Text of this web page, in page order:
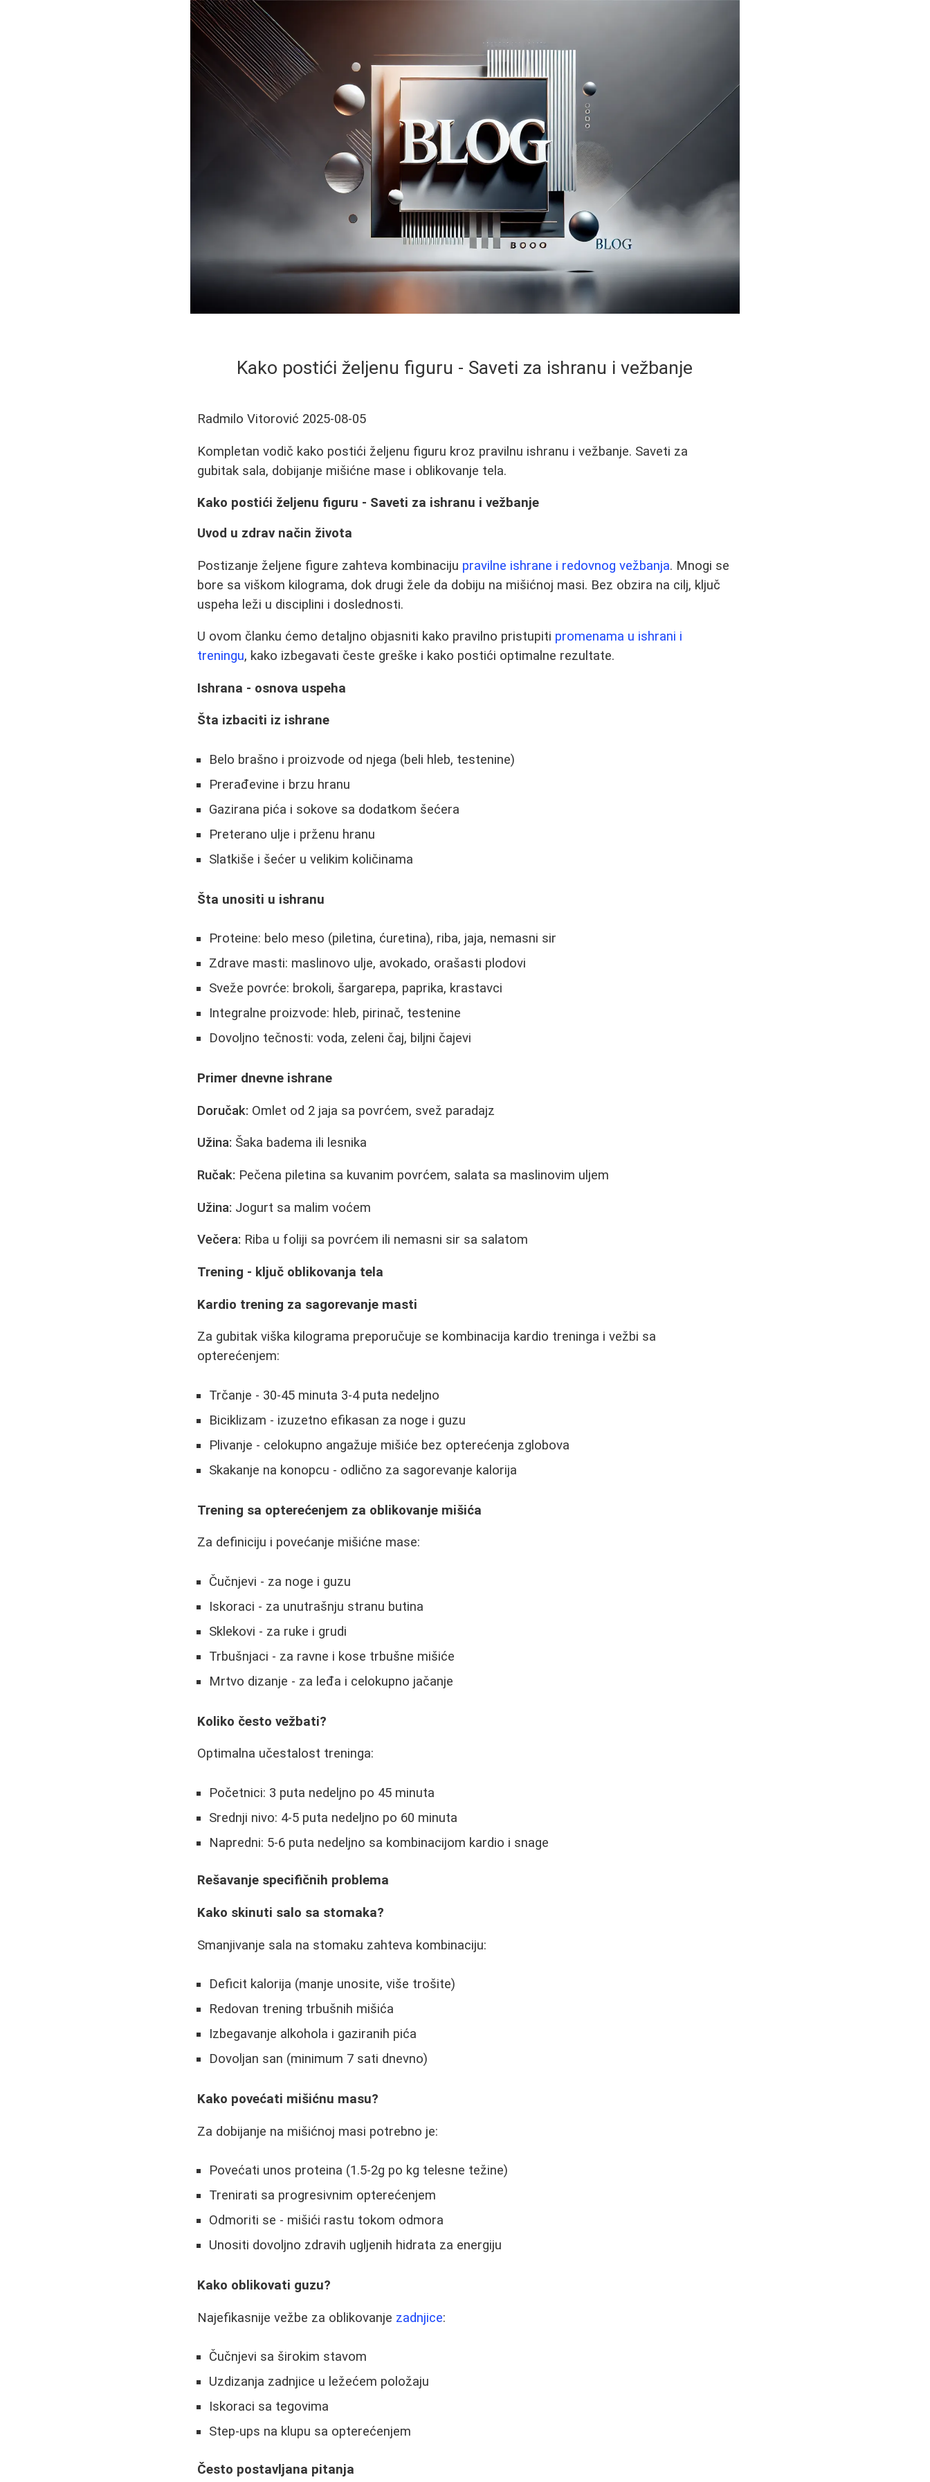
Kako postići željenu figuru - Saveti za ishranu i vežbanje
Radmilo Vitorović 2025-08-05
Kompletan vodič kako postići željenu figuru kroz pravilnu ishranu i vežbanje. Saveti za
gubitak sala, dobijanje mišićne mase i oblikovanje tela.
Kako postići željenu figuru - Saveti za ishranu i vežbanje
Uvod u zdrav način života
Postizanje željene figure zahteva kombinaciju pravilne ishrane i redovnog vežbanja. Mnogi se
bore sa viškom kilograma, dok drugi žele da dobiju na mišićnoj masi. Bez obzira na cilj, ključ
uspeha leži u disciplini i doslednosti.
U ovom članku ćemo detaljno objasniti kako pravilno pristupiti promenama u ishrani i
treningu, kako izbegavati česte greške i kako postići optimalne rezultate.
Ishrana - osnova uspeha
Šta izbaciti iz ishrane
Belo brašno i proizvode od njega (beli hleb, testenine)
Prerađevine i brzu hranu
Gazirana pića i sokove sa dodatkom šećera
Preterano ulje i prženu hranu
Slatkiše i šećer u velikim količinama
Šta unositi u ishranu
Proteine: belo meso (piletina, ćuretina), riba, jaja, nemasni sir
Zdrave masti: maslinovo ulje, avokado, orašasti plodovi
Sveže povrće: brokoli, šargarepa, paprika, krastavci
Integralne proizvode: hleb, pirinač, testenine
Dovoljno tečnosti: voda, zeleni čaj, biljni čajevi
Primer dnevne ishrane
Doručak: Omlet od 2 jaja sa povrćem, svež paradajz
Užina: Šaka badema ili lesnika
Ručak: Pečena piletina sa kuvanim povrćem, salata sa maslinovim uljem
Užina: Jogurt sa malim voćem
Večera: Riba u foliji sa povrćem ili nemasni sir sa salatom
Trening - ključ oblikovanja tela
Kardio trening za sagorevanje masti
Za gubitak viška kilograma preporučuje se kombinacija kardio treninga i vežbi sa
opterećenjem:
Trčanje - 30-45 minuta 3-4 puta nedeljno
Biciklizam - izuzetno efikasan za noge i guzu
Plivanje - celokupno angažuje mišiće bez opterećenja zglobova
Skakanje na konopcu - odlično za sagorevanje kalorija
Trening sa opterećenjem za oblikovanje mišića
Za definiciju i povećanje mišićne mase:
Čučnjevi - za noge i guzu
Iskoraci - za unutrašnju stranu butina
Sklekovi - za ruke i grudi
Trbušnjaci - za ravne i kose trbušne mišiće
Mrtvo dizanje - za leđa i celokupno jačanje
Koliko često vežbati?
Optimalna učestalost treninga:
Početnici: 3 puta nedeljno po 45 minuta
Srednji nivo: 4-5 puta nedeljno po 60 minuta
Napredni: 5-6 puta nedeljno sa kombinacijom kardio i snage
Rešavanje specifičnih problema
Kako skinuti salo sa stomaka?
Smanjivanje sala na stomaku zahteva kombinaciju:
Deficit kalorija (manje unosite, više trošite)
Redovan trening trbušnih mišića
Izbegavanje alkohola i gaziranih pića
Dovoljan san (minimum 7 sati dnevno)
Kako povećati mišićnu masu?
Za dobijanje na mišićnoj masi potrebno je:
Povećati unos proteina (1.5-2g po kg telesne težine)
Trenirati sa progresivnim opterećenjem
Odmoriti se - mišići rastu tokom odmora
Unositi dovoljno zdravih ugljenih hidrata za energiju
Kako oblikovati guzu?
Najefikasnije vežbe za oblikovanje zadnjice:
Čučnjevi sa širokim stavom
Uzdizanja zadnjice u ležećem položaju
Iskoraci sa tegovima
Step-ups na klupu sa opterećenjem
Često postavljana pitanja